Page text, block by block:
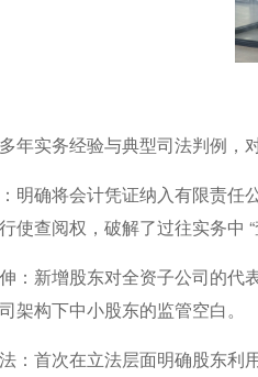
年实务经验与典型司法判例，
明确将会计凭证纳入有限责
使查阅权，破解了过往实务中 “
：新增股东对全资子公司的
架构下中小股东的监管空白。
：首次在立法层面明确股东